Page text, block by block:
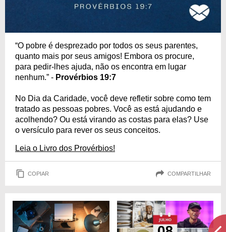
“O pobre é desprezado por todos os seus parentes,
quanto mais por seus amigos! Embora os procure,
para pedir-lhes ajuda, não os encontra em lugar
nenhum.” - Provérbios 19:7
No Dia da Caridade, você deve refletir sobre como tem
tratado as pessoas pobres. Você as está ajudando e
acolhendo? Ou está virando as costas para elas? Use
o versículo para rever os seus conceitos.
Leia o Livro dos Provérbios!
COPIAR COMPARTILHAR